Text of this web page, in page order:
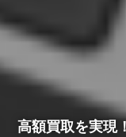
高額買取を実現